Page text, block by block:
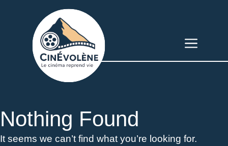
Menu
Nothing Found
It seems we can’t find what you’re looking for.